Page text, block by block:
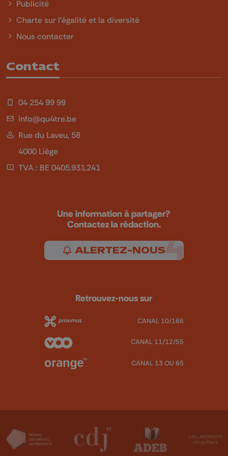
Publicité
Charte sur l'égalité et la diversité
Nous contacter
Contact
04 254 99 99
info@qu4tre.be
Rue du Laveu, 58
4000 Liège
TVA : BE 0405.931.241
Une information à partager?
Contactez la rédaction.
ALERTEZ-NOUS
Retrouvez-nous sur
CANAL 10/166
CANAL 11/12/55
CANAL 13 OU 65